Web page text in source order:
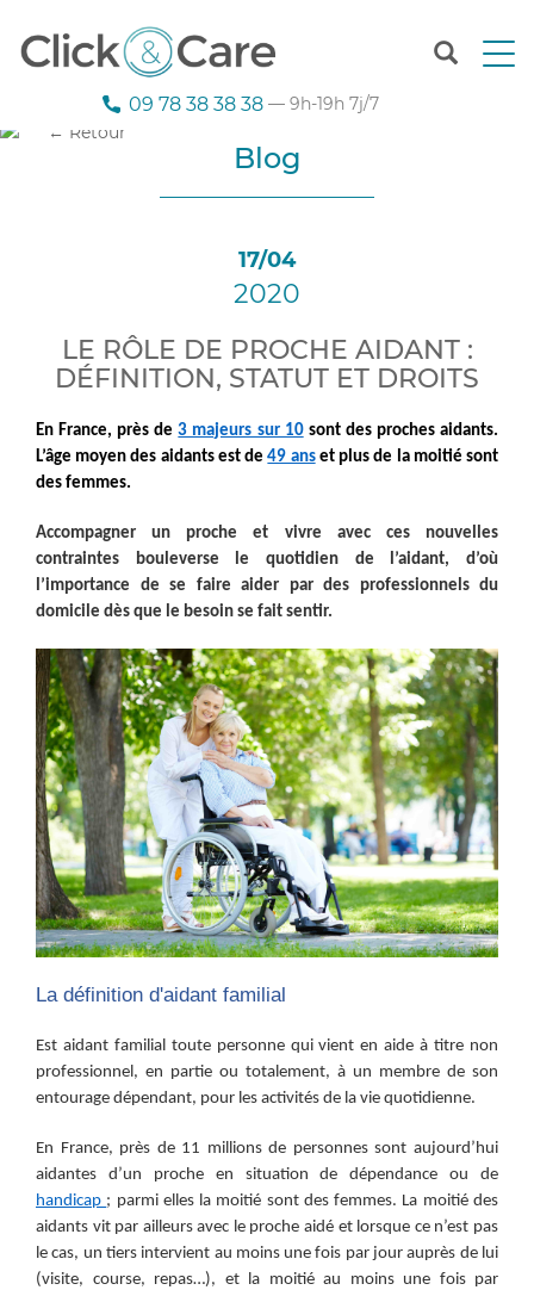
T
09 78 38 38 38 — 9h-19h 7j/7
Blog
← Retour
17/04
2020
LE RÔLE DE PROCHE AIDANT :
DÉFINITION, STATUT ET DROITS
En France, près de3 majeurs sur 10 sontdes proches aidants.
L’âge moyen des aidants est de49 ans etplus de la moitié sont
des femmes.
Accompagner un proche et vivre avec ces nouvelles
contraintes bouleverse le quotidien de l’aidant, d’où
l’importance de se faire aider par des professionnels du
domicile dès que le besoin se fait sentir.
La définition d'aidant familial
Est aidant familial toute personne qui vient en aide à titre non
professionnel, en partie ou totalement, à un membre de son
entourage dépendant, pour les activités de la vie quotidienne.
En France, près de 11 millions de personnes sont aujourd’hui
aidantes d’un proche en situation de dépendance ou de
handicap ; parmi elles la moitié sont des femmes. La moitié des
aidants vit par ailleurs avec le proche aidé et lorsque ce n’est pas
le cas, un tiers intervient au moins une fois par jour auprès de lui
(visite, course, repas…), et la moitié au moins une fois par